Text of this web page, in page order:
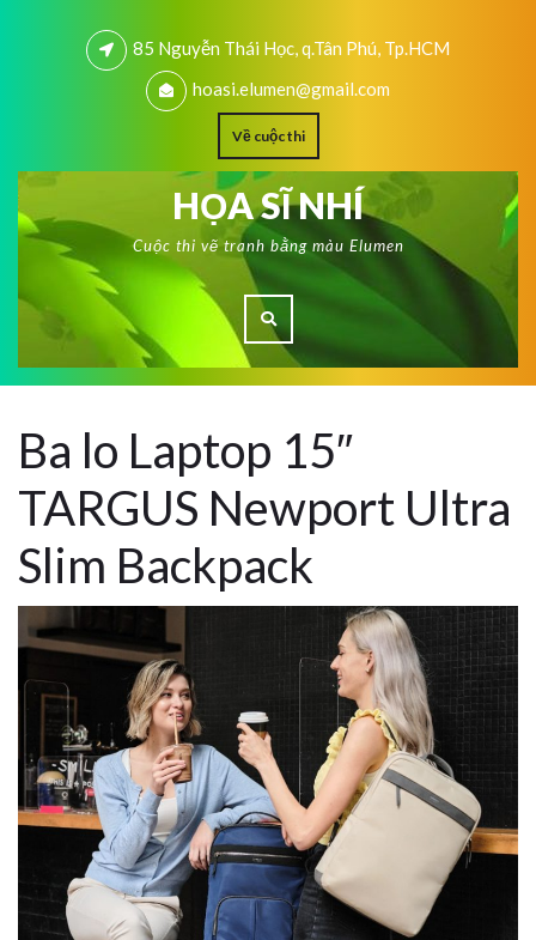
85 Nguyễn Thái Học, q.Tân Phú, Tp.HCM
hoasi.elumen@gmail.com
Về cuộc thi
HỌA SĨ NHÍ
Cuộc thi vẽ tranh bằng màu Elumen
Ba lo Laptop 15″
TARGUS Newport Ultra
Slim Backpack